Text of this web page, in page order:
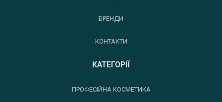
БРЕНДИ
КОНТАКТИ
КАТЕГОРІЇ
ПРОФЕСІЙНА КОСМЕТИКА